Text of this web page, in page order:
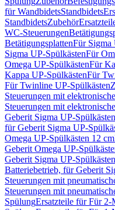
für WandbidetsStandbidets
StandbidetsZubehör
WC-Steuerungen
BetätigungsplattenFür Sigma
Sigma UP-SpülkästenFür
Omega UP-SpülkästenFür
Kappa UP-SpülkästenFür
Für Twinline UP-Spülkästen
Steuerungen mit
Steuerungen mit
Geberit Sigma UP-
für Geberit Sigma UP-
Omega UP-Spülkästen 12 cm
Geberit Omega UP-
Geberit Sigma UP-
Batteriebetrieb, für Geberit
Steuerungen mit
Steuerungen mit
SpülungErsatzteile für Für 2-